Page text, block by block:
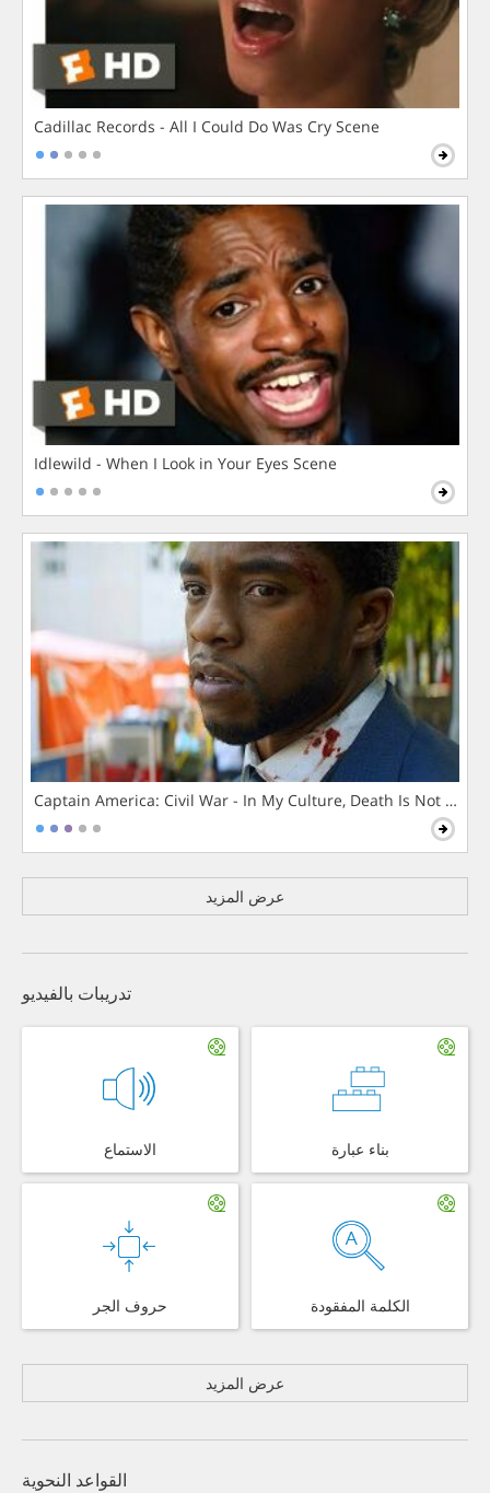
Cadillac Records - All I Could Do Was Cry Scene
Idlewild - When I Look in Your Eyes Scene
Captain America: Civil War - In My Culture, Death Is Not The
عرض المزيد
تدريبات بالفيديو
الاستماع بناء عبارة
حروف الجر الكلمة المفقودة
عرض المزيد
القواعد النحوية